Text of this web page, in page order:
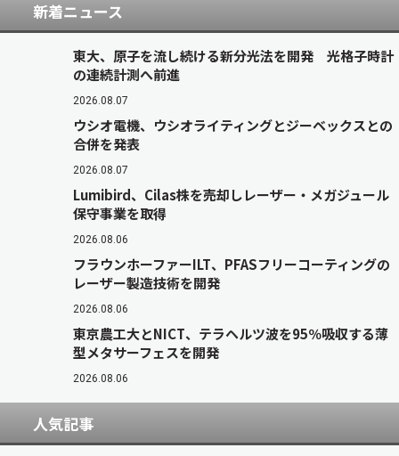
新着ニュース
東大、原子を流し続ける新分光法を開発 光格子時計
の連続計測へ前進
2026.08.07
ウシオ電機、ウシオライティングとジーベックスとの
合併を発表
2026.08.07
Lumibird、Cilas株を売却しレーザー・メガジュール
保守事業を取得
2026.08.06
フラウンホーファーILT、PFASフリーコーティングの
レーザー製造技術を開発
2026.08.06
東京農工大とNICT、テラヘルツ波を95％吸収する薄
型メタサーフェスを開発
2026.08.06
人気記事